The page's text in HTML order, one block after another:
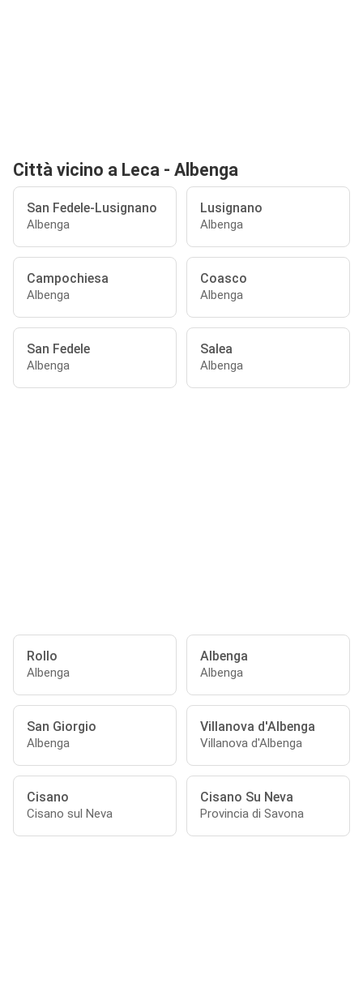
Città vicino a Leca - Albenga
San Fedele-Lusignano
Albenga
Lusignano
Albenga
Campochiesa
Albenga
Coasco
Albenga
San Fedele
Albenga
Salea
Albenga
Rollo
Albenga
Albenga
Albenga
San Giorgio
Albenga
Villanova d'Albenga
Villanova d'Albenga
Cisano
Cisano sul Neva
Cisano Su Neva
Provincia di Savona